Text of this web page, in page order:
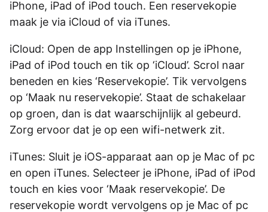
iPhone, iPad of iPod touch. Een reservekopie
maak je via iCloud of via iTunes.
iCloud: Open de app Instellingen op je iPhone,
iPad of iPod touch en tik op ‘iCloud’. Scrol naar
beneden en kies ‘Reservekopie’. Tik vervolgens
op ‘Maak nu reservekopie’. Staat de schakelaar
op groen, dan is dat waarschijnlijk al gebeurd.
Zorg ervoor dat je op een wifi-netwerk zit.
iTunes: Sluit je iOS-apparaat aan op je Mac of pc
en open iTunes. Selecteer je iPhone, iPad of iPod
touch en kies voor ‘Maak reservekopie’. De
reservekopie wordt vervolgens op je Mac of pc